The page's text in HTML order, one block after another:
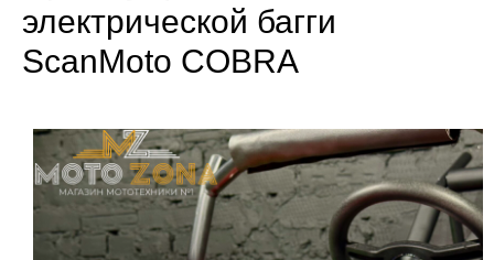
Задние амортизаторы не регулируемые
Подвеска задняя
маятниковая с 2
амортизаторами
электрической багги
ScanMoto COBRA